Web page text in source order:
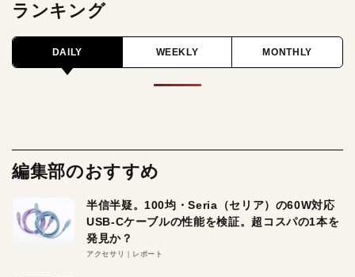
ランキング
DAILY WEEKLY MONTHLY
編集部のおすすめ
半信半疑。100均・Seria（セリア）の60W対応
USB-Cケーブルの性能を検証。超コスパの1本を
発見か？
アクセサリ レポート